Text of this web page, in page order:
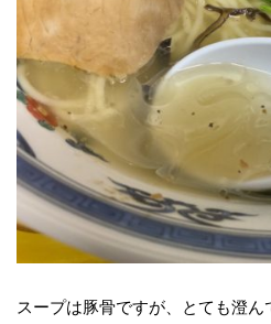
スープは豚骨ですが、とても澄